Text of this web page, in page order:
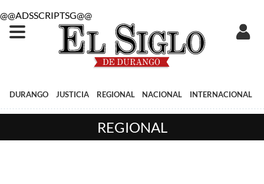
@@ADSSCRIPTSG@@
DURANGO JUSTICIA REGIONAL NACIONAL INTERNACIONAL
REGIONAL